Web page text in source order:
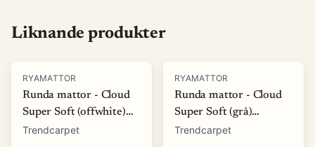
Liknande produkter
RYAMATTOR
Runda mattor - Cloud
Super Soft (offwhite)
(Storlek: Ø 80 cm)
Trendcarpet
RYAMATTOR
Runda mattor - Cloud
Super Soft (grå)
(Storlek: Ø 80 cm)
Trendcarpet